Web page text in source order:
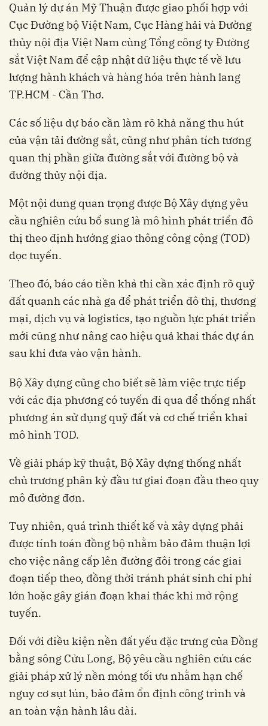
Quản lý dự án Mỹ Thuận được giao phối hợp với
Cục Đường bộ Việt Nam, Cục Hàng hải và Đường
thủy nội địa Việt Nam cùng Tổng công ty Đường
sắt Việt Nam để cập nhật dữ liệu thực tế về lưu
lượng hành khách và hàng hóa trên hành lang
TP.HCM - Cần Thơ.
Các số liệu dự báo cần làm rõ khả năng thu hút
của vận tải đường sắt, cũng như phân tích tương
quan thị phần giữa đường sắt với đường bộ và
đường thủy nội địa.
Một nội dung quan trọng được Bộ Xây dựng yêu
cầu nghiên cứu bổ sung là mô hình phát triển đô
thị theo định hướng giao thông công cộng (TOD)
dọc tuyến.
Theo đó, báo cáo tiền khả thi cần xác định rõ quỹ
đất quanh các nhà ga để phát triển đô thị, thương
mại, dịch vụ và logistics, tạo nguồn lực phát triển
mới cũng như nâng cao hiệu quả khai thác dự án
sau khi đưa vào vận hành.
Bộ Xây dựng cũng cho biết sẽ làm việc trực tiếp
với các địa phương có tuyến đi qua để thống nhất
phương án sử dụng quỹ đất và cơ chế triển khai
mô hình TOD.
Về giải pháp kỹ thuật, Bộ Xây dựng thống nhất
chủ trương phân kỳ đầu tư giai đoạn đầu theo quy
mô đường đơn.
Tuy nhiên, quá trình thiết kế và xây dựng phải
được tính toán đồng bộ nhằm bảo đảm thuận lợi
cho việc nâng cấp lên đường đôi trong các giai
đoạn tiếp theo, đồng thời tránh phát sinh chi phí
lớn hoặc gây gián đoạn khai thác khi mở rộng
tuyến.
Đối với điều kiện nền đất yếu đặc trưng của Đồng
bằng sông Cửu Long, Bộ yêu cầu nghiên cứu các
giải pháp xử lý nền móng tối ưu nhằm hạn chế
nguy cơ sụt lún, bảo đảm ổn định công trình và
an toàn vận hành lâu dài.